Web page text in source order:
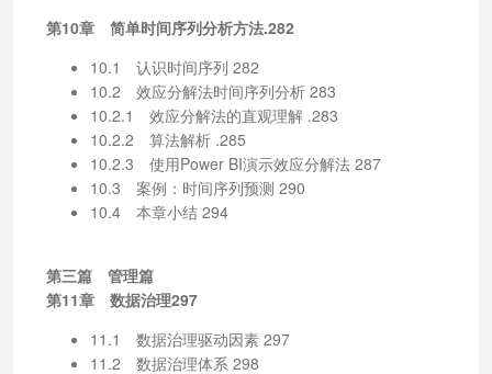
第10章 简单时间序列分析方法.282
10.1 认识时间序列 282
10.2 效应分解法时间序列分析 283
10.2.1 效应分解法的直观理解 .283
10.2.2 算法解析 .285
10.2.3 使用Power BI演示效应分解法 287
10.3 案例：时间序列预测 290
10.4 本章小结 294
第三篇 管理篇
第11章 数据治理297
11.1 数据治理驱动因素 297
11.2 数据治理体系 298